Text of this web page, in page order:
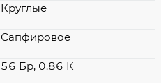
Круглые
Сапфировое
56 Бр, 0.86 К